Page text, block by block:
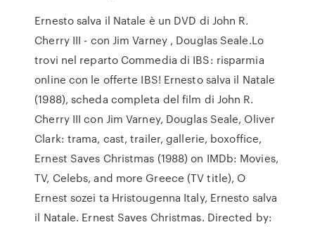
Ernesto salva il Natale è un DVD di John R.
Cherry III - con Jim Varney , Douglas Seale.Lo
trovi nel reparto Commedia di IBS: risparmia
online con le offerte IBS! Ernesto salva il Natale
(1988), scheda completa del film di John R.
Cherry III con Jim Varney, Douglas Seale, Oliver
Clark: trama, cast, trailer, gallerie, boxoffice,
Ernest Saves Christmas (1988) on IMDb: Movies,
TV, Celebs, and more Greece (TV title), O
Ernest sozei ta Hristougenna Italy, Ernesto salva
il Natale. Ernest Saves Christmas. Directed by: